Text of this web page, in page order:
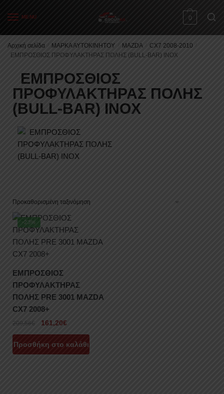
MENU 0
Αρχική σελίδα ΜΑΡΚΑ ΑΥΤΟΚΙΝΗΤΟΥ MAZDA CX7 2008-2010
ΕΜΠΡΟΣΘΙΟΣ ΠΡΟΦΥΛΑΚΤΗΡΑΣ ΠΟΛΗΣ (ΒULL-BAR) INOX
ΕΜΠΡΟΣΘΙΟΣ
ΠΡΟΦΥΛΑΚΤΗΡΑΣ ΠΟΛΗΣ
(ΒULL-BAR) INOX
-23%
ΕΜΠΡΟΣΘΙΟΣ
ΠΡΟΦΥΛΑΚΤΗΡΑΣ
ΠΟΛΗΣ PRE 3001 MAZDA
CX7 2008+
209,56€ 161,20€
Προσθήκη στο καλάθι